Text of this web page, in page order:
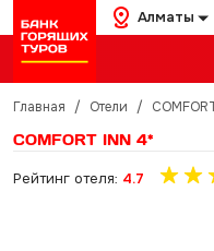
Алматы
Главная / Отели /
COMFORT INN 4*
Рейтинг отеля: 4.7